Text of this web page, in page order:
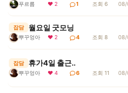
푸르름 ❤ 2 1 조회 6 08/
잡담 월요일 굿모닝
뿌꾸엉아 ❤ 2 4 조회 8 08/
잡담 휴가4일 출근..
뿌꾸엉아 ❤ 4 6 조회 11 08/